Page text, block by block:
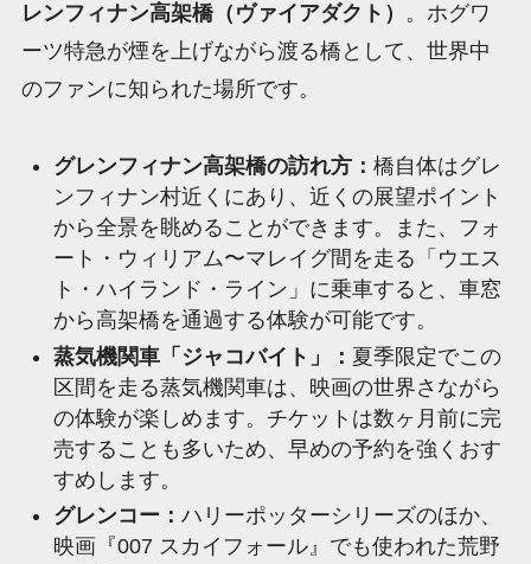
レンフィナン高架橋（ヴァイアダクト） 。ホグワ
ーツ特急が煙を上げながら渡る橋として、世界中
のファンに知られた場所です。
グレンフィナン高架橋の訪れ方： 橋自体はグレ
ンフィナン村近くにあり、近くの展望ポイント
から全景を眺めることができます。また、フォ
ート・ウィリアム〜マレイグ間を走る「ウエス
ト・ハイランド・ライン」に乗車すると、車窓
から高架橋を通過する体験が可能です。
蒸気機関車「ジャコバイト」： 夏季限定でこの
区間を走る蒸気機関車は、映画の世界さながら
の体験が楽しめます。チケットは数ヶ月前に完
売することも多いため、早めの予約を強くおす
すめします。
グレンコー： ハリーポッターシリーズのほか、
映画『007 スカイフォール』でも使われた荒野